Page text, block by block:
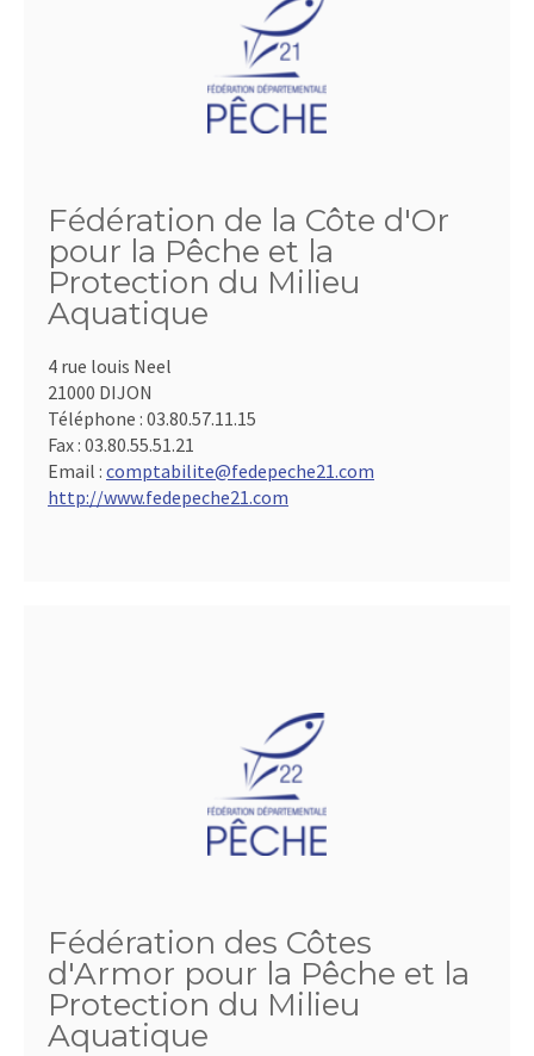
Fédération de la Côte d'Or
pour la Pêche et la
Protection du Milieu
Aquatique
4 rue louis Neel
21000 DIJON
Téléphone : 03.80.57.11.15
Fax : 03.80.55.51.21
Email : comptabilite@fedepeche21.com
http://www.fedepeche21.com
Fédération des Côtes
d'Armor pour la Pêche et la
Protection du Milieu
Aquatique